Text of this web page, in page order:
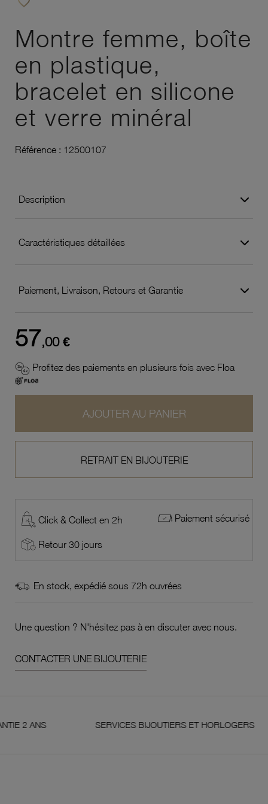
Montre femme, boîte
en plastique,
bracelet en silicone
et verre minéral
Référence : 12500107
Description
Caractéristiques détaillées
Paiement, Livraison, Retours et Garantie
57,00 €
Profitez des paiements en plusieurs fois avec Floa
AJOUTER AU PANIER
RETRAIT EN BIJOUTERIE
Click & Collect en 2h Paiement sécurisé
Retour 30 jours
En stock, expédié sous 72h ouvrées
Une question ? N'hésitez pas à en discuter avec nous.
CONTACTER UNE BIJOUTERIE
SERVICES BIJOUTIERS ET HORLOGERS